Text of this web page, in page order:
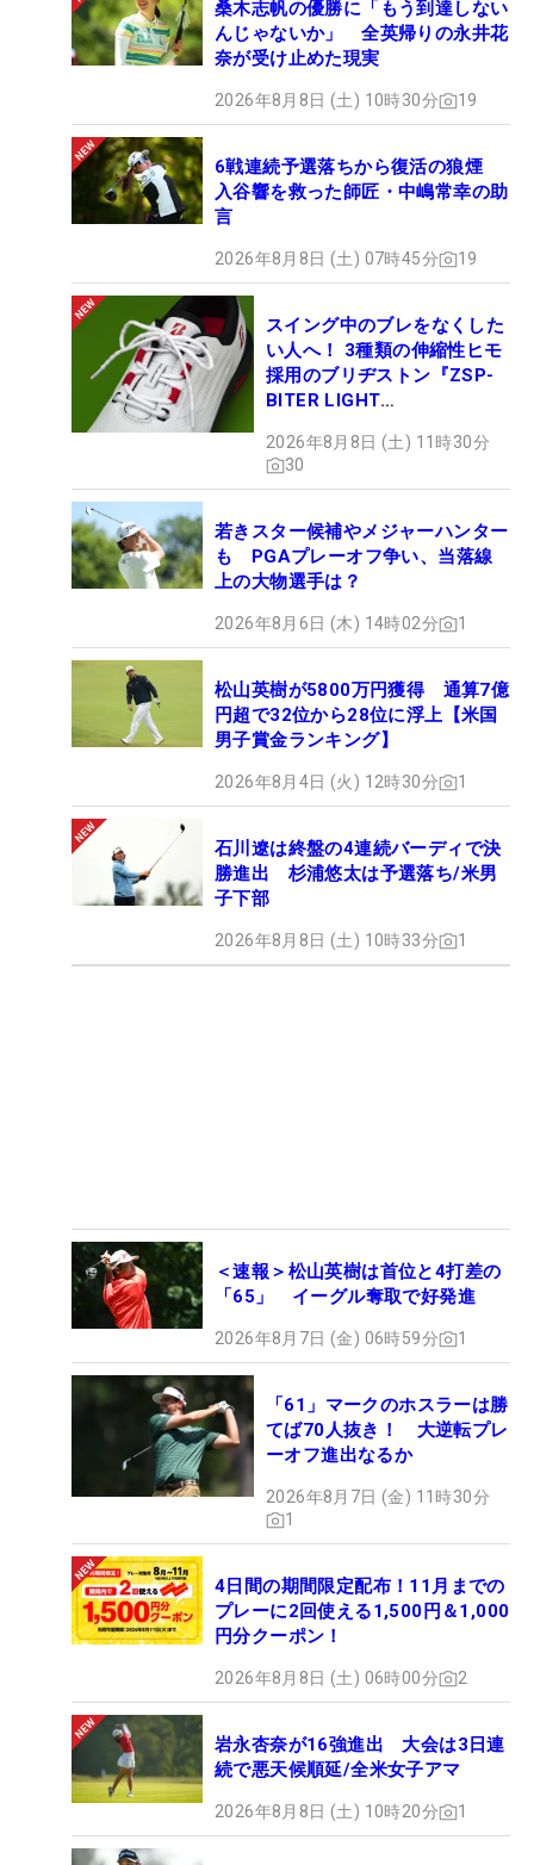
桑木志帆の優勝に「もう到達しない
んじゃないか」 全英帰りの永井花
奈が受け止めた現実
2026年8月8日 (土) 10時30分 19
6戦連続予選落ちから復活の狼煙
入谷響を救った師匠・中嶋常幸の助
言
2026年8月8日 (土) 07時45分 19
スイング中のブレをなくした
い人へ！ 3種類の伸縮性ヒモ
採用のブリヂストン『ZSP-
BITER LIGHT
ュー
2026年8月8日 (土) 11時30分
30
若きスター候補やメジャーハンター
も PGAプレーオフ争い、当落線
上の大物選手は？
2026年8月6日 (木) 14時02分 1
松山英樹が5800万円獲得 通算7億
円超で32位から28位に浮上【米国
男子賞金ランキング】
2026年8月4日 (火) 12時30分 1
石川遼は終盤の4連続バーディで決
勝進出 杉浦悠太は予選落ち/米男
子下部
2026年8月8日 (土) 10時33分 1
＜速報＞松山英樹は首位と4打差の
「65」 イーグル奪取で好発進
2026年8月7日 (金) 06時59分 1
「61」マークのホスラーは勝
てば70人抜き！ 大逆転プレ
ーオフ進出なるか
2026年8月7日 (金) 11時30分
1
4日間の期間限定配布！11月までの
プレーに2回使える1,500円＆1,000
円分クーポン！
2026年8月8日 (土) 06時00分 2
岩永杏奈が16強進出 大会は3日連
続で悪天候順延/全米女子アマ
2026年8月8日 (土) 10時20分 1